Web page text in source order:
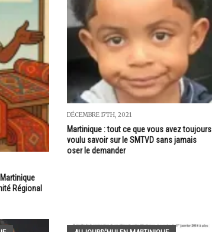
Régional
DÉCEMBRE 17TH, 2021
Martinique : tout ce que vous avez toujours
voulu savoir sur le SMTVD sans jamais
oser le demander